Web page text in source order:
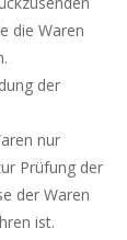
die Waren
der
nur
Prüfung der
der Waren
ist.